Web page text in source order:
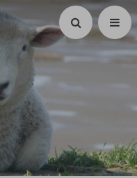
Suchen